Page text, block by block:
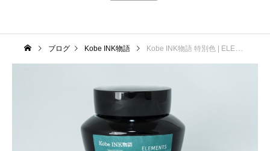
ブログ Kobe INK物語 Kobe INK物語 特別色 | ELEMENTS 精霊の森 (atoa)